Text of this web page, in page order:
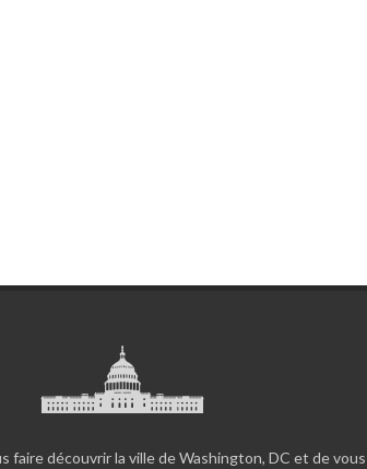
faire découvrir la ville de Washington, DC et de